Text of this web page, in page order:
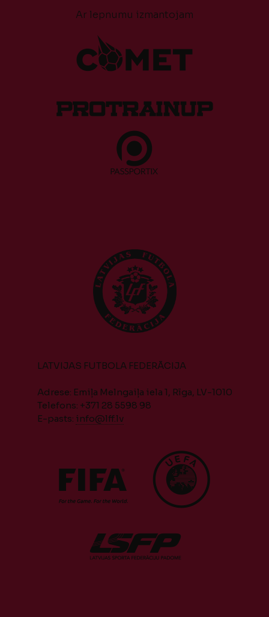
Ar lepnumu izmantojam
LATVIJAS FUTBOLA FEDERĀCIJA
Adrese: Emiļa Melngaiļa iela 1, Rīga, LV-1010
Telefons: +371 28 5598 98
E-pasts: info@lff.lv